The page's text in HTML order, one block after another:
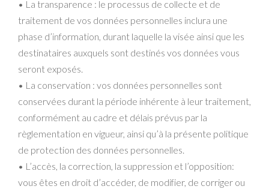
• La transparence : le processus de collecte et de
traitement de vos données personnelles inclura une
phase d’information, durant laquelle la visée ainsi que les
destinataires auxquels sont destinés vos données vous
seront exposés.
• La conservation : vos données personnelles sont
conservées durant la période inhérente à leur traitement,
conformément au cadre et délais prévus par la
règlementation en vigueur, ainsi qu’à la présente politique
de protection des données personnelles.
• L’accès, la correction, la suppression et l’opposition:
vous êtes en droit d’accéder, de modifier, de corriger ou